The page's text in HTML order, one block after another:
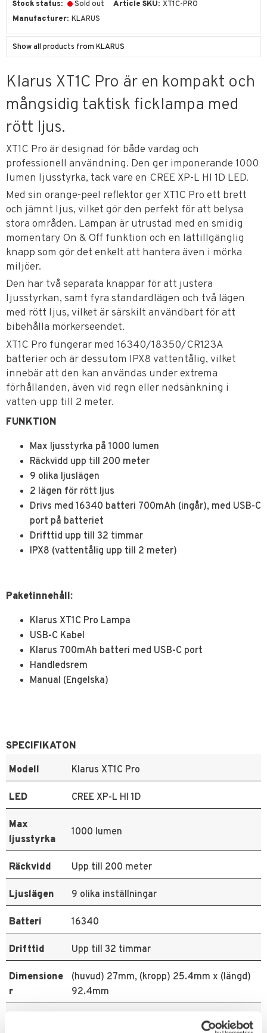
Stock status Sold out Article SKU XT1C-PRO
Manufacturer KLARUS
Show all products from KLARUS
Klarus XT1C Pro är en kompakt och
mångsidig taktisk ficklampa med
rött ljus.
XT1C Pro är designad för både vardag och
professionell användning. Den ger imponerande 1000
lumen ljusstyrka, tack vare en CREE XP-L HI 1D LED.
Med sin orange-peel reflektor ger XT1C Pro ett brett
och jämnt ljus, vilket gör den perfekt för att belysa
stora områden. Lampan är utrustad med en smidig
momentary On & Off funktion och en lättillgänglig
knapp som gör det enkelt att hantera även i mörka
miljöer.
Den har två separata knappar för att justera
ljusstyrkan, samt fyra standardlägen och två lägen
med rött ljus, vilket är särskilt användbart för att
bibehålla mörkerseendet.
XT1C Pro fungerar med 16340/18350/CR123A
batterier och är dessutom IPX8 vattentålig, vilket
innebär att den kan användas under extrema
förhållanden, även vid regn eller nedsänkning i
vatten upp till 2 meter.
FUNKTION
Max ljusstyrka på 1000 lumen
Räckvidd upp till 200 meter
9 olika ljuslägen
2 lägen för rött ljus
Drivs med 16340 batteri 700mAh (ingår), med USB-C
port på batteriet
Drifttid upp till 32 timmar
IPX8 (vattentålig upp till 2 meter)
Paketinnehåll:
Klarus XT1C Pro Lampa
USB-C Kabel
Klarus 700mAh batteri med USB-C port
Handledsrem
Manual (Engelska)
SPECIFIKATON
Modell
Klarus XT1C Pro
LED CREE XP-L HI 1D
Max
ljusstyrka
1000 lumen
Räckvidd Upp till 200 meter
Ljuslägen 9 olika inställningar
Batteri 16340
Drifttid Upp till 32 timmar
Dimensione
r
(huvud) 27mm, (kropp) 25.4mm x (längd)
92.4mm